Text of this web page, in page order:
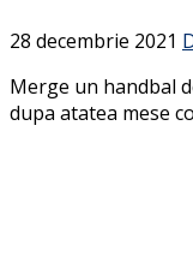
28 decembrie 2021
Merge un handbal
dupa atatea mese